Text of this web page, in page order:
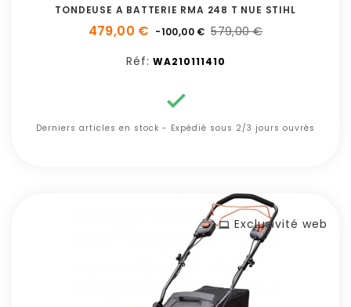
TONDEUSE A BATTERIE RMA 248 T NUE STIHL
479,00 € -100,00 € 579,00 €
Réf: WA210111410

Derniers articles en stock - Expédié sous 2/3 jours ouvrés
Exclusivité web